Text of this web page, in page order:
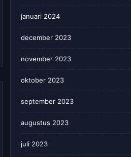
januari 2024
december 2023
november 2023
oktober 2023
september 2023
augustus 2023
juli 2023